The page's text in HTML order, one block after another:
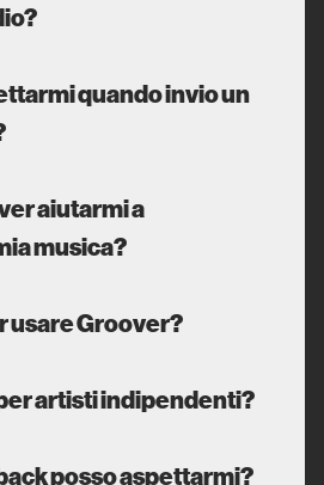
quando invio un
aiutarmi a
musica?
usare Groover?
artisti indipendenti?
posso aspettarmi?